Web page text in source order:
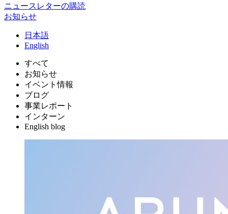
ニュースレターの購読
お知らせ
日 本語
English
すべて
お知らせ
イベント情報
ブログ
事業レポート
インターン
English blog